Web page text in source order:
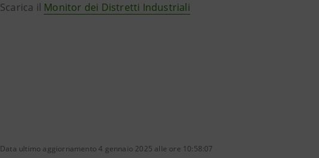
Scarica il Monitor dei Distretti Industriali
Data ultimo aggiornamento 4 gennaio 2025 alle ore 10:58:07